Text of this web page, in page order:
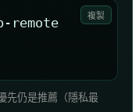
複製
remote
先仍是推薦（隱私最